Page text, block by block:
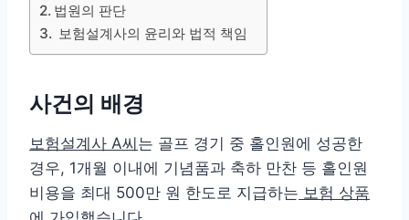
법원의 판단
보험설계사의 윤리와 법적 책임
사건의 배경
보험설계사 A씨는 골프 경기 중 홀인원에 성공한
경우, 1개월 이내에 기념품과 축하 만찬 등 홀인원
비용을 최대 500만 원 한도로 지급하는 보험 상품